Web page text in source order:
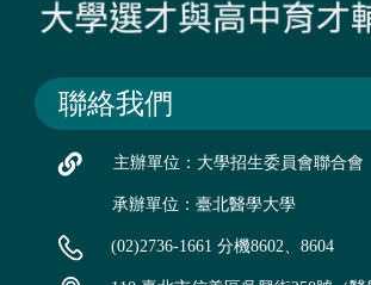
聯絡我們
主辦單位：大學招生委員會聯合會
承辦單位：臺北醫學大學
(02)2736-1661 分機8602、8604